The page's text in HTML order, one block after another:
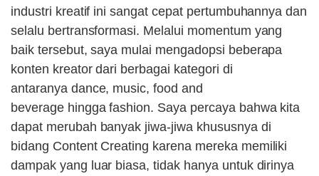
industri kreatif ini sangat cepat pertumbuhannya dan
selalu bertransformasi. Melalui momentum yang
baik tersebut, saya mulai mengadopsi beberapa
konten kreator dari berbagai kategori di
antaranya dance, music, food and
beverage hingga fashion. Saya percaya bahwa kita
dapat merubah banyak jiwa-jiwa khususnya di
bidang Content Creating karena mereka memiliki
dampak yang luar biasa, tidak hanya untuk dirinya